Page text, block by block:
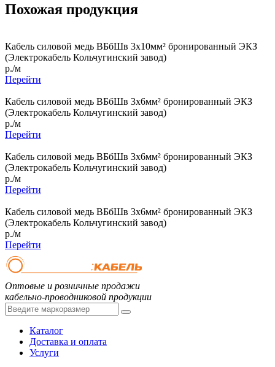
Похожая продукция
Кабель силовой медь ВБбШв 3x10мм² бронированный ЭКЗ
(Электрокабель Кольчугинский завод)
р./м
Перейти
Кабель силовой медь ВБбШв 3x6мм² бронированный ЭКЗ
(Электрокабель Кольчугинский завод)
р./м
Перейти
Кабель силовой медь ВБбШв 3x6мм² бронированный ЭКЗ
(Электрокабель Кольчугинский завод)
р./м
Перейти
Кабель силовой медь ВБбШв 3x6мм² бронированный ЭКЗ
(Электрокабель Кольчугинский завод)
р./м
Перейти
Оптовые и розничные продажи
кабельно-проводниковой продукции
Каталог
Доставка и оплата
Услуги